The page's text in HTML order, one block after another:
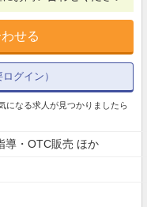
せる
グイン）
になる求人が見つかりましたら
導・OTC販売 ほか